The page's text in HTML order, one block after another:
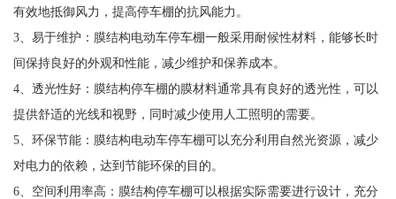
有效地抵御风力，提高停车棚的抗风能力。
3、易于维护：膜结构电动车停车棚一般采用耐候性材料，能够长时
间保持良好的外观和性能，减少维护和保养成本。
4、透光性好：膜结构停车棚的膜材料通常具有良好的透光性，可以
提供舒适的光线和视野，同时减少使用人工照明的需要。
5、环保节能：膜结构电动车停车棚可以充分利用自然光资源，减少
对电力的依赖，达到节能环保的目的。
6、空间利用率高：膜结构停车棚可以根据实际需要进行设计，充分